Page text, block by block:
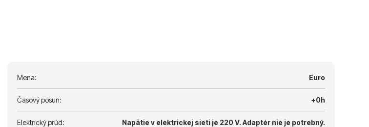
Mena: Euro
Časový posun: +0h
Elektrický prúd: Napätie v elektrickej sieti je 220 V. Adaptér nie je potrebný.